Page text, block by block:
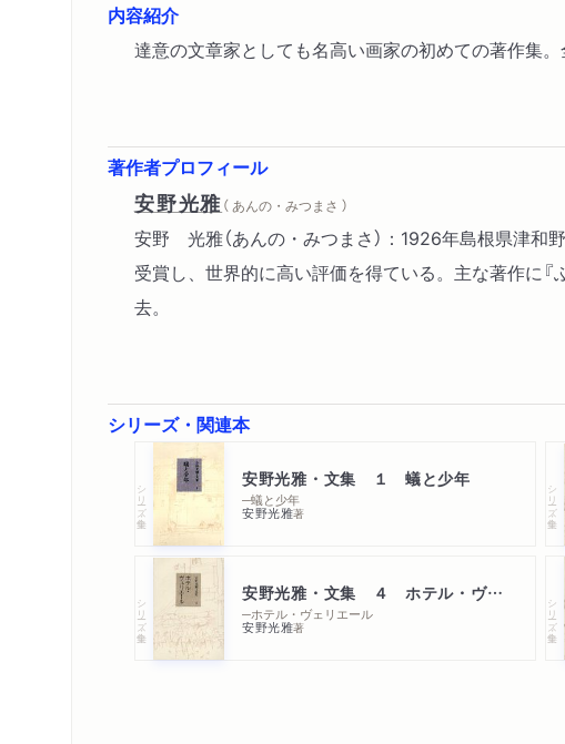
内容紹介
達意の文章家としても名高い画家の初めての著作集
著作者プロフィール
安野光雅（ あんの・みつまさ ）
安野 光雅（あんの・みつまさ）：1926年島根県津和
受賞し、世界的に高い評価を得ている。主な著作に『
去。
シリーズ・関連本
シリーズ・全集 安野光雅・文集 １ 蟻と少年
─蟻と少年
安野光雅著
シリーズ・全集
シリーズ・全集 安野光雅・文集 ４ ホテル・ヴェリエール
─ホテル・ヴェリエール
安野光雅著
シリーズ・全集